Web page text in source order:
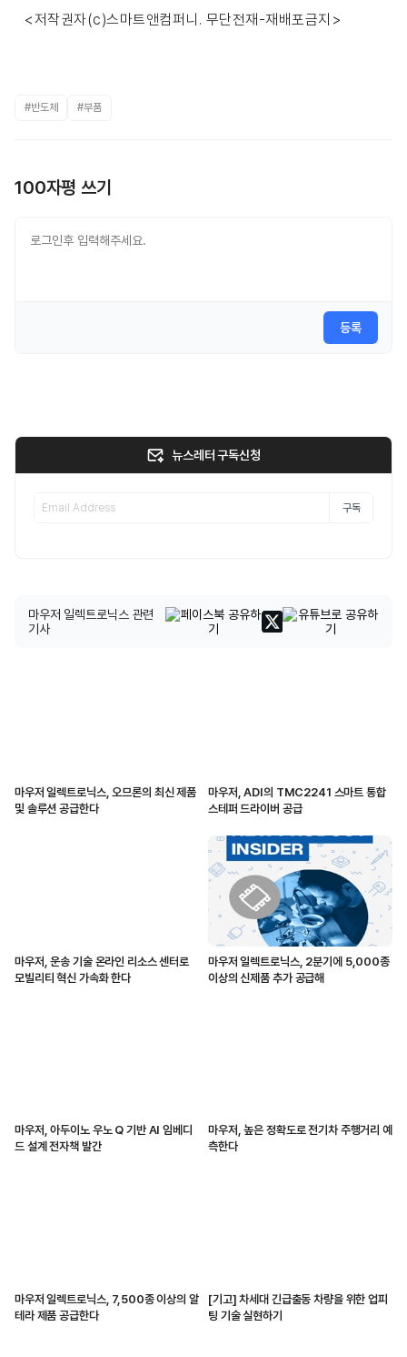
<저작권자(c)스마트앤컴퍼니. 무단전재-재배포금지>
#반도체 #부품
100자평 쓰기
등록
뉴스레터 구독신청
구독
마우저 일렉트로닉스 관련
기사
마우저 일렉트로닉스, 오므론의 최신 제품
및 솔루션 공급한다
마우저, ADI의 TMC2241 스마트 통합
스테퍼 드라이버 공급
마우저, 운송 기술 온라인 리소스 센터로
모빌리티 혁신 가속화 한다
마우저 일렉트로닉스, 2분기에 5,000종
이상의 신제품 추가 공급해
마우저, 아두이노 우노 Q 기반 AI 임베디
드 설계 전자책 발간
마우저, 높은 정확도로 전기차 주행거리 예
측한다
마우저 일렉트로닉스, 7,500종 이상의 알
테라 제품 공급한다
[기고] 차세대 긴급출동 차량을 위한 업피
팅 기술 실현하기